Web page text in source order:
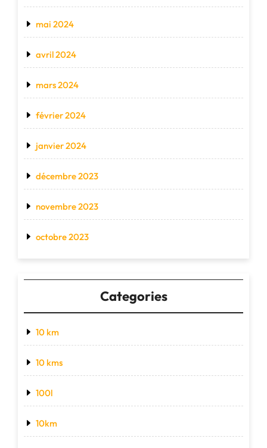
mai 2024
avril 2024
mars 2024
février 2024
janvier 2024
décembre 2023
novembre 2023
octobre 2023
Categories
10 km
10 kms
100l
10km